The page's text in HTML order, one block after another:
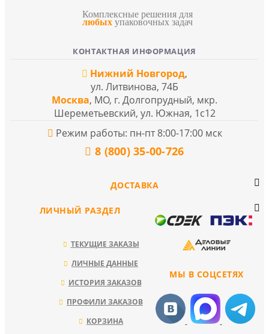
Комплексные решения для
любых упаковочных задач
КОНТАКТНАЯ ИНФОРМАЦИЯ
Нижний Новгород,
ул. Литвинова, 74Б
Москва, МО, г. Долгопрудный, мкр.
Шереметьевский, ул. Южная, 1с12
Режим работы: пн-пт 8:00-17:00 мск
8 (800) 35-00-726
ДОСТАВКА
МЫ В СОЦСЕТЯХ
ЛИЧНЫЙ РАЗДЕЛ
ТЕКУЩИЕ ЗАКАЗЫ
ЛИЧНЫЕ ДАННЫЕ
ИСТОРИЯ ЗАКАЗОВ
ПРОФИЛИ ЗАКАЗОВ
КОРЗИНА